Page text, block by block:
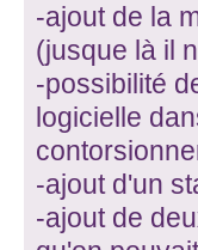
-ajout de la
(jusque là il
-possibilité
logicielle
-ajout d'un
-ajout de